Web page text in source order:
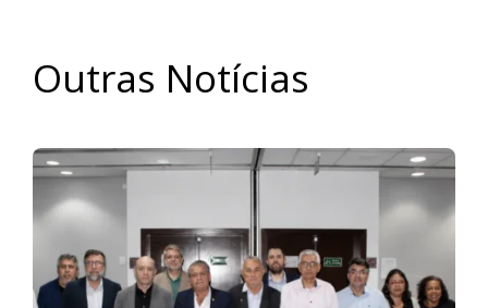
Outras Notícias